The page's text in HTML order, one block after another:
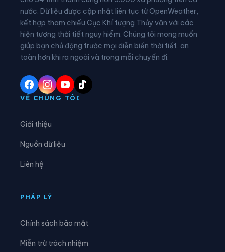
Phường Thốt Nốt Phường Thuận Hưng
Phường Trung Nhứt Phường Vị Tân
Phường Vị Thanh Phường Vĩnh Châu
Phường Vĩnh Phước
Xã An Ninh
Xã Gia Hòa
nước. Dữ liệu được cập nhật liên tục từ OpenWeather,
kết hợp tham chiếu Cục Khí tượng Thủy văn với các
hiện tượng thời tiết nguy hiểm. Chúng tôi mong muốn
giúp bạn chủ động trước mọi diễn biến thời tiết, an
toàn hơn khi ra ngoài và trong mỗi chuyến đi.
VỀ CHÚNG TÔI
Giới thiệu
Nguồn dữ liệu
Liên hệ
PHÁP LÝ
Chính sách bảo mật
Miễn trừ trách nhiệm